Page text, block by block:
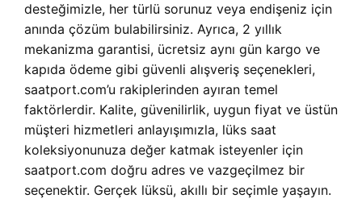
desteğimizle, her türlü sorunuz veya endişeniz için
anında çözüm bulabilirsiniz. Ayrıca, 2 yıllık
mekanizma garantisi, ücretsiz aynı gün kargo ve
kapıda ödeme gibi güvenli alışveriş seçenekleri,
saatport.com’u rakiplerinden ayıran temel
faktörlerdir. Kalite, güvenilirlik, uygun fiyat ve üstün
müşteri hizmetleri anlayışımızla, lüks saat
koleksiyonunuza değer katmak isteyenler için
saatport.com doğru adres ve vazgeçilmez bir
seçenektir. Gerçek lüksü, akıllı bir seçimle yaşayın.